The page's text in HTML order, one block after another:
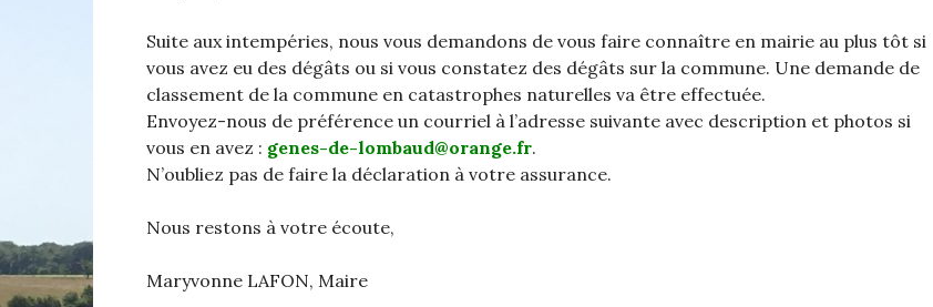
Suite aux intempéries, nous vous demandons de vous faire connaître en mairie au plus tôt si
vous avez eu des dégâts ou si vous constatez des dégâts sur la commune. Une demande de
classement de la commune en catastrophes naturelles va être effectuée.
Envoyez-nous de préférence un courriel à l’adresse suivante avec description et photos si
vous en avez : genes-de-lombaud@orange.fr.
N’oubliez pas de faire la déclaration à votre assurance.
Nous restons à votre écoute,
Maryvonne LAFON, Maire